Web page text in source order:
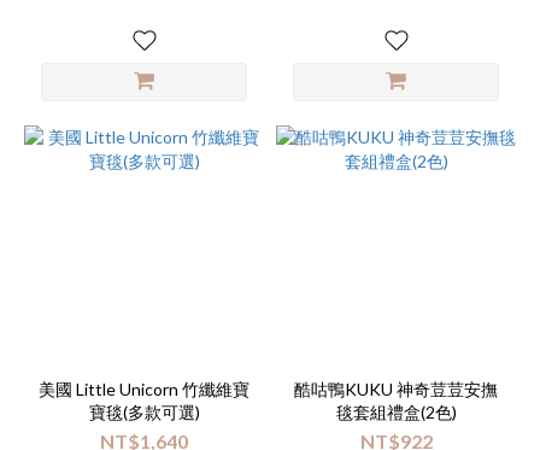
美國 Little Unicorn 竹纖維寶
寶毯(多款可選)
NT$1,640
酷咕鴨KUKU 神奇荳荳安撫
毯套組禮盒(2色)
NT$922